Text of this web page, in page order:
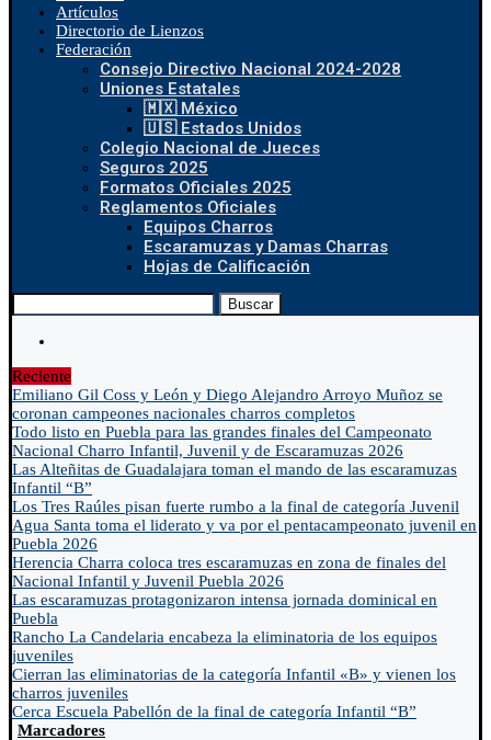
Artículos
Directorio de Lienzos
Federación
Consejo Directivo Nacional 2024-2028
Uniones Estatales
🇲🇽 México
🇺🇸 Estados Unidos
Colegio Nacional de Jueces
Seguros 2025
Formatos Oficiales 2025
Reglamentos Oficiales
Equipos Charros
Escaramuzas y Damas Charras
Hojas de Calificación
Buscar
Reciente
Emiliano Gil Coss y León y Diego Alejandro Arroyo Muñoz se
coronan campeones nacionales charros completos
Todo listo en Puebla para las grandes finales del Campeonato
Nacional Charro Infantil, Juvenil y de Escaramuzas 2026
Las Alteñitas de Guadalajara toman el mando de las escaramuzas
Infantil “B”
Los Tres Raúles pisan fuerte rumbo a la final de categoría Juvenil
Agua Santa toma el liderato y va por el pentacampeonato juvenil en
Puebla 2026
Herencia Charra coloca tres escaramuzas en zona de finales del
Nacional Infantil y Juvenil Puebla 2026
Las escaramuzas protagonizaron intensa jornada dominical en
Puebla
Rancho La Candelaria encabeza la eliminatoria de los equipos
juveniles
Cierran las eliminatorias de la categoría Infantil «B» y vienen los
charros juveniles
Cerca Escuela Pabellón de la final de categoría Infantil “B”
Marcadores